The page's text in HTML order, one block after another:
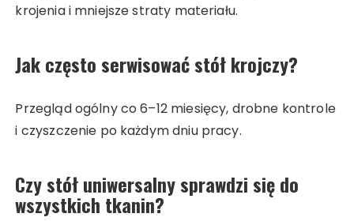
krojenia i mniejsze straty materiału.
Jak często serwisować stół krojczy?
Przegląd ogólny co 6–12 miesięcy, drobne kontrole
i czyszczenie po każdym dniu pracy.
Czy stół uniwersalny sprawdzi się do
wszystkich tkanin?